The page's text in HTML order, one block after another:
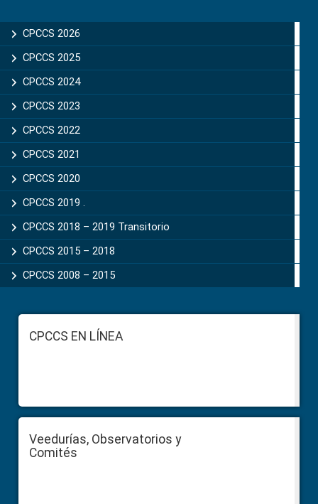
Sidebar
CPCCS 2026
CPCCS 2025
CPCCS 2024
CPCCS 2023
CPCCS 2022
CPCCS 2021
CPCCS 2020
CPCCS 2019 .
CPCCS 2018 – 2019 Transitorio
CPCCS 2015 – 2018
CPCCS 2008 – 2015
FooterCPCCS EN LÍNEA
Veedurías, Observatorios y
Comités